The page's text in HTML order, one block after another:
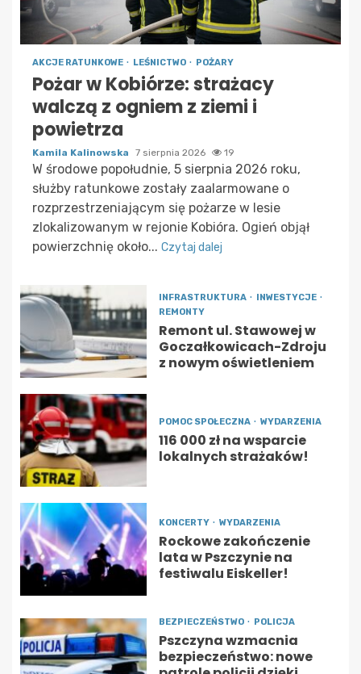
AKCJE RATUNKOWE LEŚNICTWO POŻARY
Pożar w Kobiórze: strażacy
walczą z ogniem z ziemi i
powietrza
Kamila Kalinowska 7 sierpnia 2026 19
W środowe popołudnie, 5 sierpnia 2026 roku,
służby ratunkowe zostały zaalarmowane o
rozprzestrzeniającym się pożarze w lesie
zlokalizowanym w rejonie Kobióra. Ogień objął
powierzchnię około... Czytaj dalej
INFRASTRUKTURA
INWESTYCJE
REMONTY
Remont ul. Stawowej w
Goczałkowicach-Zdroju
z nowym oświetleniem
POMOC SPOŁECZNA WYDARZENIA
116 000 zł na wsparcie
lokalnych strażaków!
KONCERTY WYDARZENIA
Rockowe zakończenie
lata w Pszczynie na
festiwalu Eiskeller!
BEZPIECZEŃSTWO POLICJA
Pszczyna wzmacnia
bezpieczeństwo: nowe